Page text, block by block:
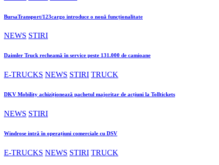
BursaTransport/123cargo introduce o nouă funcționalitate
NEWS STIRI
Daimler Truck recheamă în service peste 131.000 de camioane
E-TRUCKS NEWS STIRI TRUCK
DKV Mobility achiziționează pachetul majoritar de acțiuni la Tolltickets
NEWS STIRI
Windrose intră în operațiuni comerciale cu DSV
E-TRUCKS NEWS STIRI TRUCK